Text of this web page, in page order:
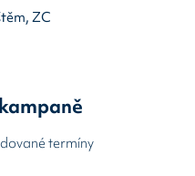
ZC
termíny